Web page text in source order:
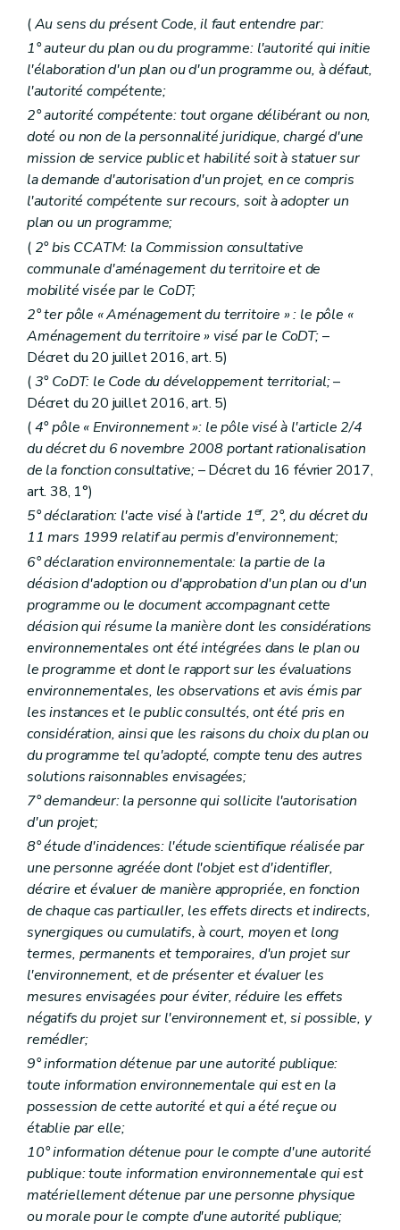
Chapitre III Plan d'environnement pour le développement durable
Art. D 37
Art. D 38
Art. D 39
Art. D 40
Art. D 41
Art. D 42
Art. D 43
Art. D 44
Art. D 45
Chapitre IV Programmes sectoriels et plans de gestion de bassin hydrographique
Art. D 46
Art. D 47
Chapitre V
Plans communaux d'environnement et de développement de la nature
Art. D 48
Partie V Evaluation des incidences sur l'environnement
Chapitre premier Définitions et principes
Art. D 49
Art. D 50
Art. D 51
Art.D 51/1
Chapitre II Système d'évaluation des incidences des plans et programmes sur l'environnement
Art. D 52
Art. D 53
Art. D 54
Art. D 55
Art. D 56
Art. D 57
Art. D 58
Art. D 59
Art. D 60
Art. D 61
Chapitre III Système d'évaluation des incidences de projets sur l'environnement
Art. D 62
Art. D 63
Art. D 64
Art. D 65
Art. D 66
Art. D 68
Art. D 67
Art. D 69
Art. D 70
Art. D 71
Art. D 72
Art. D 73
Art. D 74
Art. D 75
Art. D 76
Art. D 77
Chapitre IV Dispositions pénales
Art. D 78
Chapitre V Dispositions transitoires
Art. D 79
Art. D 80
Art. D 81
Partie VI Conventions environnementales
Art. D 82
Art. D 83
Art. D 84
Art. D 85
Art. D 86
Art. D 87
Art. D 88
Art. D 89
Art. D 90
Art. D 91
Art. D 92
Partie VII . - Responsabilité environnementale en ce qui concerne la prevention et la reparation des dommages environnementaux
Titre premier Objectifs
Art. D93
Titre II
Définitions
Art. D94
(Au sens du présent Code, il faut entendre par:
1° auteur du plan ou du programme: l'autorité qui initie
l'élaboration d'un plan ou d'un programme ou, à défaut,
l'autorité compétente;
2° autorité compétente: tout organe délibérant ou non,
doté ou non de la personnalité juridique, chargé d'une
mission de service public et habilité soit à statuer sur
la demande d'autorisation d'un projet, en ce compris
l'autorité compétente sur recours, soit à adopter un
plan ou un programme;
( 2°bis CCATM: la Commission consultative
communale d'aménagement du territoire et de
mobilité visée par le CoDT;
2°terpôle « Aménagement du territoire » : le pôle «
Aménagement du territoire » visé par le CoDT;–
Décret du 20 juillet 2016, art. 5)
(3° CoDT: le Code du développement territorial;–
Décret du 20 juillet 2016, art. 5)
(4° pôle « Environnement »: le pôle visé à l'article 2/4
du décret du 6 novembre 2008 portant rationalisation
de la fonction consultative;– Décret du 16 février 2017,
art. 38, 1°)
5° déclaration: l'acte visé à l'article 1er, 2°, du décret du
11 mars 1999 relatif au permis d'environnement;
6° déclaration environnementale: la partie de la
décision d'adoption ou d'approbation d'un plan ou d'un
programme ou le document accompagnant cette
décision qui résume la manière dont les considérations
environnementales ont été intégrées dans le plan ou
le programme et dont le rapport sur les évaluations
environnementales, les observations et avis émis par
les instances et le public consultés, ont été pris en
considération, ainsi que les raisons du choix du plan ou
du programme tel qu'adopté, compte tenu des autres
solutions raisonnables envisagées;
7° demandeur: la personne qui sollicite l'autorisation
d'un projet;
8° étude d'incidences: l'étude scientifique réalisée par
une personne agréée dont l'objet est d'identifIer,
décrire et évaluer de manière appropriée, en fonction
de chaque cas particulIer, les effets directs et indirects,
synergiques ou cumulatifs, à court, moyen et long
termes, permanents et temporaires, d'un projet sur
l'environnement, et de présenter et évaluer les
mesures envisagées pour éviter, réduire les effets
négatifs du projet sur l'environnement et, si possible, y
remédIer;
9° information détenue par une autorité publique:
toute information environnementale qui est en la
possession de cette autorité et qui a été reçue ou
établie par elle;
10° information détenue pour le compte d'une autorité
publique: toute information environnementale qui est
matériellement détenue par une personne physique
ou morale pour le compte d'une autorité publique;